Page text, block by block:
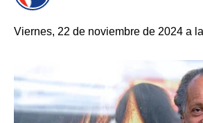
Viernes, 22 de noviembre de 2024 a